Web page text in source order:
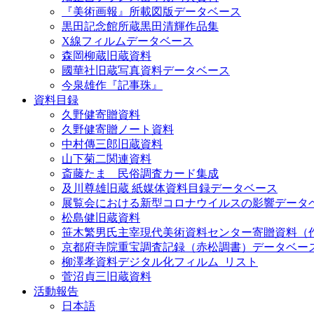
『美術画報』所載図版データベース
黒田記念館所蔵黒田清輝作品集
X線フィルムデータベース
森岡柳蔵旧蔵資料
國華社旧蔵写真資料データベース
今泉雄作『記事珠』
資料目録
久野健寄贈資料
久野健寄贈ノート資料
中村傳三郎旧蔵資料
山下菊二関連資料
斎藤たま 民俗調査カード集成
及川尊雄旧蔵 紙媒体資料目録データベース
展覧会における新型コロナウイルスの影響データ
松島健旧蔵資料
笹木繁男氏主宰現代美術資料センター寄贈資料（
京都府寺院重宝調査記録（赤松調書）データベー
柳澤孝資料デジタル化フィルム_リスト
菅沼貞三旧蔵資料
活動報告
日本語